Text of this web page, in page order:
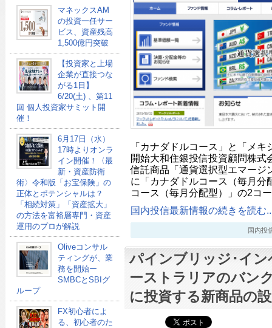
マネックスAM
の投資一任サー
ビス、資産残高
1,500億円突破
【投資家と上場
企業が直接つな
がる1日】
6/20(土) 、第11
回 個人投資家サミット開
催！
6月17日（水）
17時よりオンラ
イン開催！〈最
新・資産防衛
術〉令和版「お宝保険」の
正体とポテンシャルは？
「相続対策」「資産拡大」
の方法を富裕層専門・資産
運用のプロが解説
Oliveコンサル
ティングが、業
務を開始ー
SMBCとSBIグ
ループ
FX初心者によ
る、初心者のた
「カナダドルコース」と「メ
開始大和住銀投信投資顧問株式
信託商品「通貨選択型エマージ
に「カナダドルコース（毎月分
コース（毎月分配型）」の2コ
国内投信最新情報の続きを読む
国内投
パインブリッジ･イ
ーストラリアのバン
に投資する新商品の